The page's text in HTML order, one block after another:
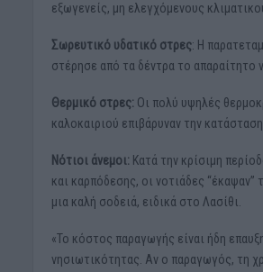
εξωγενείς, μη ελεγχόμενους
Σωρευτικό υδατικό στρες: Η
στέρησε από τα δέντρα το απαραίτητο
Θερμικό στρες: Οι πολύ υψηλές
καλοκαιριού επιβάρυναν την
Νότιοι άνεμοι: Κατά την κρίσιμη
και καρπόδεσης, οι νοτιάδες “έκαψαν”
μια καλή σοδειά, ειδικά στο Λασίθι.
«Το κόστος παραγωγής είναι ήδη
νησιωτικότητας. Αν ο παραγωγός, τη